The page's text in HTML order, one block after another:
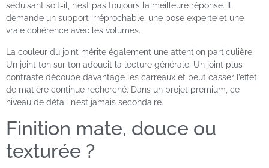
séduisant soit-il, n’est pas toujours la meilleure réponse. Il
demande un support irréprochable, une pose experte et une
vraie cohérence avec les volumes.
La couleur du joint mérite également une attention particulière.
Un joint ton sur ton adoucit la lecture générale. Un joint plus
contrasté découpe davantage les carreaux et peut casser l’effet
de matière continue recherché. Dans un projet premium, ce
niveau de détail n’est jamais secondaire.
Finition mate, douce ou
texturée ?